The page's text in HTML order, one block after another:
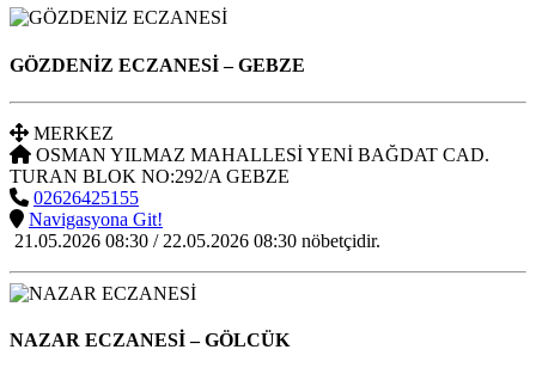
GÖZDENİZ ECZANESİ– GEBZE
MERKEZ
OSMAN YILMAZ MAHALLESİ YENİ BAĞDAT CAD.
TURAN BLOK NO:292/A GEBZE
02626425155
Navigasyona Git!
21.05.2026 08:30 / 22.05.2026 08:30 nöbetçidir.
NAZAR ECZANESİ– GÖLCÜK